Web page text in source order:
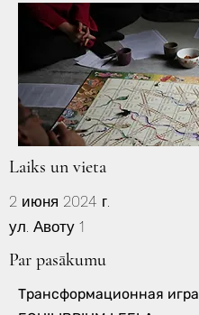
Laiks un vieta
2 июня 2024 г.
ул. Авоту 1
Par pasākumu
Трансформационная игра